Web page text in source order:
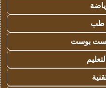
طب
بوست